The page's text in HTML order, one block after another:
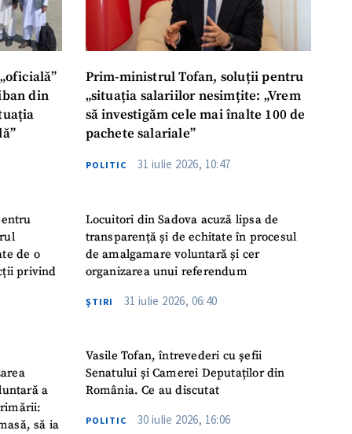
din
de o
privind
a
să ia
Prim-ministrul Tofan, soluții pentru
„situația salariilor nesimțite: „Vrem
să investigăm cele mai înalte 100 de
pachete salariale”
POLITIC 31 iulie 2026, 10:47
Locuitori din Sadova acuză lipsa de
transparență și de echitate în procesul
de amalgamare voluntară și cer
organizarea unui referendum
ŞTIRI 31 iulie 2026, 06:40
Vasile Tofan, întrevederi cu șefii
Senatului și Camerei Deputaților din
România. Ce au discutat
POLITIC 30 iulie 2026, 16:06